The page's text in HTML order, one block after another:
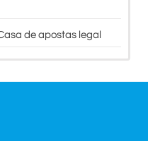
de apostas legal